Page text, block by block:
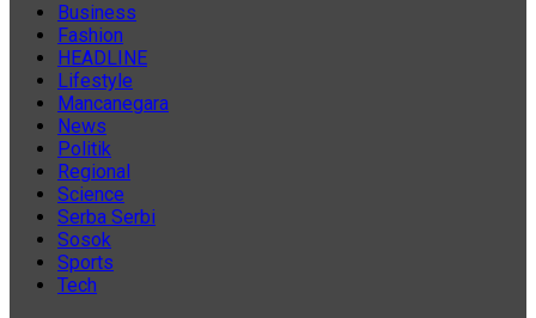
Business
Fashion
HEADLINE
Lifestyle
Mancanegara
News
Politik
Regional
Science
Serba Serbi
Sosok
Sports
Tech